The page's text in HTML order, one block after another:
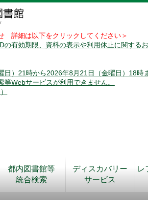
詳細は以下をクリックしてください＞
の有効期限、資料の表示や利用休止に関する
日）21時から2026年8月21日（金曜日）18時
等Webサービスが利用できません。
都内図書館等
統合検索
ディスカバリー
サービス
レ